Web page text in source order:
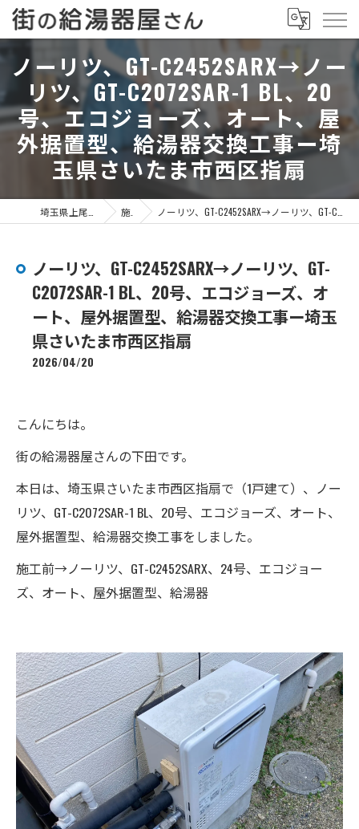
ノーリツ、GT-C2452SARX→ノー
リツ、GT-C2072SAR-1 BL、20
号、エコジョーズ、オート、屋
外据置型、給湯器交換工事ー埼
玉県さいたま市西区指扇
施工事例 ノーリツ、GT-C2452SARX→ノーリツ、GT-C2072SAR-1 BL、20号、エコジョーズ、オート、屋外据置型、給湯器交換工事ー埼玉県さいたま市西区指扇
ノーリツ、GT-C2452SARX→ノーリツ、GT-
C2072SAR-1 BL、20号、エコジョーズ、オ
ート、屋外据置型、給湯器交換工事ー埼玉
県さいたま市西区指扇
2026/04/20
こんにちは。
街の給湯器屋さんの下田です。
本日は、埼玉県さいたま市西区指扇で（1戸建て）、ノー
リツ、GT-C2072SAR-1 BL、20号、エコジョーズ、オート、
屋外据置型、給湯器交換工事をしました。
施工前→ノーリツ、GT-C2452SARX、24号、エコジョー
ズ、オート、屋外据置型、給湯器